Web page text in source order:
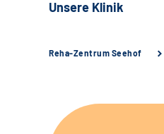
Unsere Klinik
Reha-Zentrum Seehof